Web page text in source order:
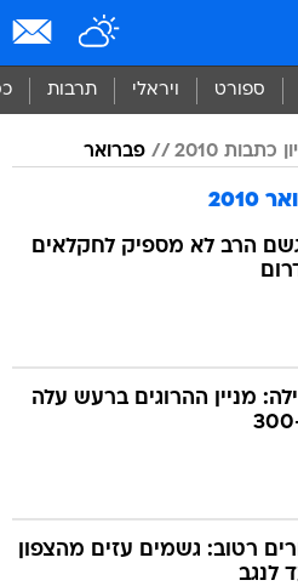
ספורט ויראלי תרבות
כתבות 2010 פברואר
הרב לא מספיק לחקלאים
מניין ההרוגים ברעש עלה
רטוב: גשמים עזים מהצפון
לנגב